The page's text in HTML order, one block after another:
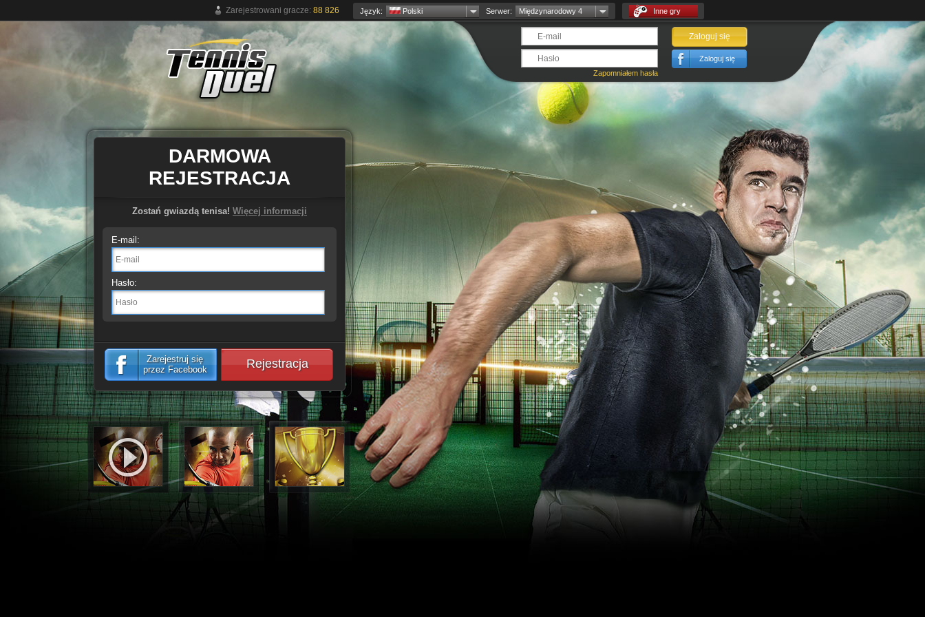
Zarejestrowani gracze: 88 826 Język: Polski Serwer: Międzynarodowy 4 Inne gry
Zapomniałem hasła
Zaloguj się
Zaloguj się
DARMOWA
REJESTRACJA
Zostań gwiazdą tenisa! Więcej informacji
E-mail:
Hasło:
Zarejestruj się
przez Facebook
Rejestracja